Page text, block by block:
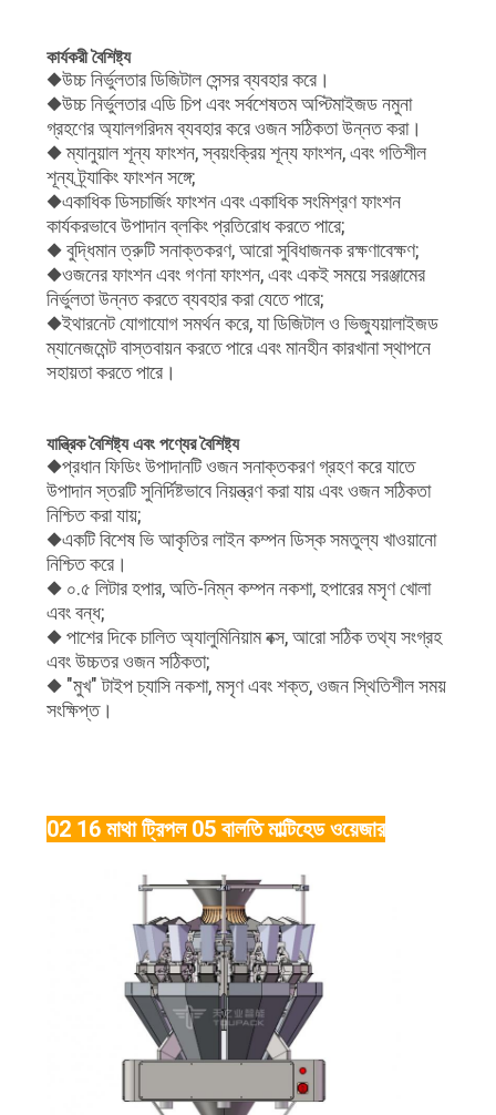
কার্যকরী বৈশিষ্ট্য
◆উচ্চ নির্ভুলতার ডিজিটাল সেন্সর ব্যবহার করে।
◆উচ্চ নির্ভুলতার এডি চিপ এবং সর্বশেষতম অপ্টিমাইজড নমুনা
গ্রহণের অ্যালগরিদম ব্যবহার করে ওজন সঠিকতা উন্নত করা।
◆ ম্যানুয়াল শূন্য ফাংশন, স্বয়ংক্রিয় শূন্য ফাংশন, এবং গতিশীল
শূন্য ট্র্যাকিং ফাংশন সঙ্গে;
◆একাধিক ডিসচার্জিং ফাংশন এবং একাধিক সংমিশ্রণ ফাংশন
কার্যকরভাবে উপাদান ব্লকিং প্রতিরোধ করতে পারে;
◆ বুদ্ধিমান ত্রুটি সনাক্তকরণ, আরো সুবিধাজনক রক্ষণাবেক্ষণ;
◆ওজনের ফাংশন এবং গণনা ফাংশন, এবং একই সময়ে সরঞ্জামের
নির্ভুলতা উন্নত করতে ব্যবহার করা যেতে পারে;
◆ইথারনেট যোগাযোগ সমর্থন করে, যা ডিজিটাল ও ভিজ্যুয়ালাইজড
ম্যানেজমেন্ট বাস্তবায়ন করতে পারে এবং মানহীন কারখানা স্থাপনে
সহায়তা করতে পারে।
যান্ত্রিক বৈশিষ্ট্য এবং পণ্যের বৈশিষ্ট্য
◆প্রধান ফিডিং উপাদানটি ওজন সনাক্তকরণ গ্রহণ করে যাতে
উপাদান স্তরটি সুনির্দিষ্টভাবে নিয়ন্ত্রণ করা যায় এবং ওজন সঠিকতা
নিশ্চিত করা যায়;
◆একটি বিশেষ ভি আকৃতির লাইন কম্পন ডিস্ক সমতুল্য খাওয়ানো
নিশ্চিত করে।
◆ ০.৫ লিটার হপার, অতি-নিম্ন কম্পন নকশা, হপারের মসৃণ খোলা
এবং বন্ধ;
◆ পাশের দিকে চালিত অ্যালুমিনিয়াম বক্স, আরো সঠিক তথ্য সংগ্রহ
এবং উচ্চতর ওজন সঠিকতা;
◆ "মুখ" টাইপ চ্যাসি নকশা, মসৃণ এবং শক্ত, ওজন স্থিতিশীল সময়
সংক্ষিপ্ত।
02 16 মাথা ট্রিপল 05 বালতি মাল্টিহেড ওয়েজার